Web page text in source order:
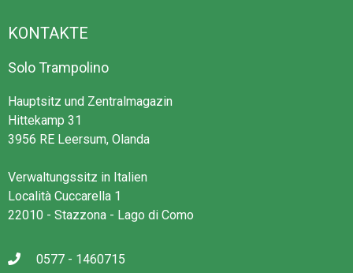
KONTAKTE
Solo Trampolino
Hauptsitz und Zentralmagazin
Hittekamp 31
3956 RE Leersum, Olanda
Verwaltungssitz in Italien
Località Cuccarella 1
22010 - Stazzona - Lago di Como
0577 - 1460715